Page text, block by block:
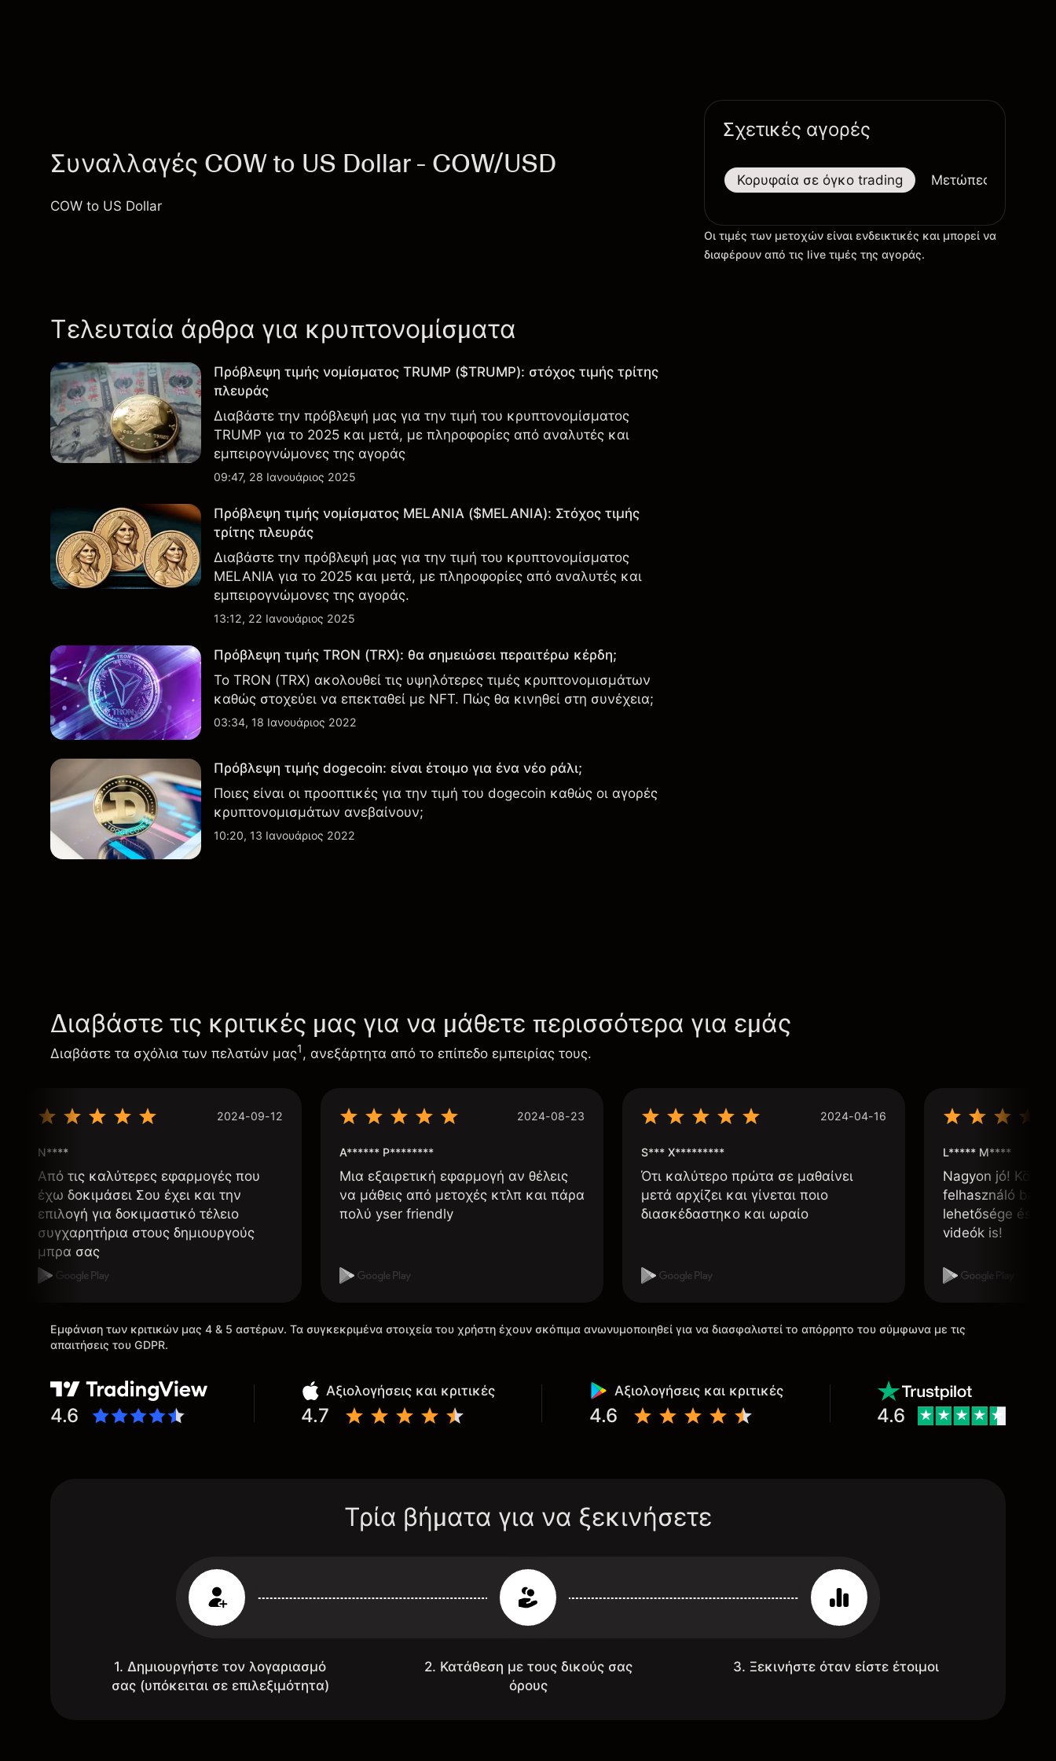
Συναλλαγές COW to US Dollar - COW/USD
COW to US Dollar
Τελευταία άρθρα για κρυπτονομίσματα
Πρόβλεψη τιμής νομίσματος TRUMP ($TRUMP): στόχος τιμής τρίτης
πλευράς
Διαβάστε την πρόβλεψή μας για την τιμή του κρυπτονομίσματος
TRUMP για το 2025 και μετά, με πληροφορίες από αναλυτές και
εμπειρογνώμονες της αγοράς
09:47, 28 Ιανουάριος 2025
Πρόβλεψη τιμής νομίσματος MELANIA ($MELANIA): Στόχος τιμής
τρίτης πλευράς
Διαβάστε την πρόβλεψή μας για την τιμή του κρυπτονομίσματος
MELANIA για το 2025 και μετά, με πληροφορίες από αναλυτές και
εμπειρογνώμονες της αγοράς.
13:12, 22 Ιανουάριος 2025
Πρόβλεψη τιμής TRON (TRX): θα σημειώσει περαιτέρω κέρδη;
Το TRON (TRX) ακολουθεί τις υψηλότερες τιμές κρυπτονομισμάτων
καθώς στοχεύει να επεκταθεί με NFT. Πώς θα κινηθεί στη συνέχεια;
03:34, 18 Ιανουάριος 2022
Πρόβλεψη τιμής dogecoin: είναι έτοιμο για ένα νέο ράλι;
Ποιες είναι οι προοπτικές για την τιμή του dogecoin καθώς οι αγορές
κρυπτονομισμάτων ανεβαίνουν;
10:20, 13 Ιανουάριος 2022
Σχετικές αγορές
Κορυφαία σε όγκο trading Μετώπες
Οι τιμές των μετοχών είναι ενδεικτικές και μπορεί να
διαφέρουν από τις live τιμές της αγοράς.
Διαβάστε τις κριτικές μας για να μάθετε περισσότερα για εμάς
Διαβάστε τα σχόλια των πελατών μας1, ανεξάρτητα από το επίπεδο εμπειρίας τους.
2024-09-12
N****
Από τις καλύτερες εφαρμογές που
έχω δοκιμάσει Σου έχει και την
επιλογή για δοκιμαστικό τέλειο
συγχαρητήρια στους δημιουργούς
μπρα σας
2024-08-23
A****** P********
Μια εξαιρετική εφαρμογή αν θέλεις
να μάθεις από μετοχές κτλπ και πάρα
πολύ yser friendly
2024-04-16
S*** X*********
Ότι καλύτερο πρώτα σε μαθαίνει
μετά αρχίζει και γίνεται ποιο
διασκέδαστηκο και ωραίο
L***** M****
Nagyon jó!
felhasználó
lehetősége és,
videók is!
Εμφάνιση των κριτικών μας 4 & 5 αστέρων. Τα συγκεκριμένα στοιχεία του χρήστη έχουν σκόπιμα ανωνυμοποιηθεί για να διασφαλιστεί το απόρρητο του σύμφωνα με τις
απαιτήσεις του GDPR.
4.6
Αξιολογήσεις και κριτικές
4.7
Αξιολογήσεις και κριτικές
4.6 4.6
Τρία βήματα για να ξεκινήσετε
1. Δημιουργήστε τον λογαριασμό
σας (υπόκειται σε επιλεξιμότητα)
2. Κατάθεση με τους δικούς σας
όρους
3. Ξεκινήστε όταν είστε έτοιμοι